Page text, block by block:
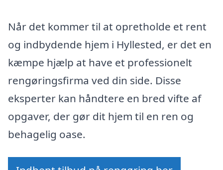
Når det kommer til at opretholde et rent
og indbydende hjem i Hyllested, er det en
kæmpe hjælp at have et professionelt
rengøringsfirma ved din side. Disse
eksperter kan håndtere en bred vifte af
opgaver, der gør dit hjem til en ren og
behagelig oase.